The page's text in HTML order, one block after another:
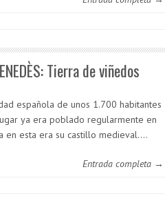
Tierra de viñedos
española de unos 1.700 habitantes
ya era poblado regularmente en
en esta era su castillo medieval.…
Entrada completa →